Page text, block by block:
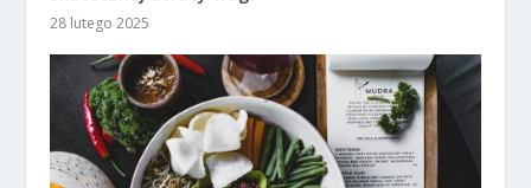
28 lutego 2025